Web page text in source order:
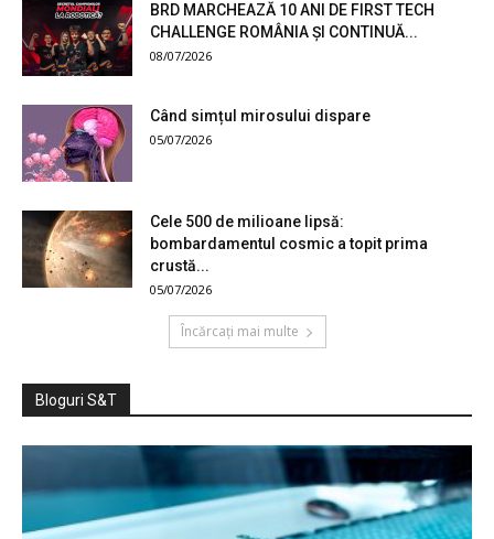
BRD MARCHEAZĂ 10 ANI DE FIRST TECH
CHALLENGE ROMÂNIA ȘI CONTINUĂ...
08/07/2026
Când simțul mirosului dispare
05/07/2026
Cele 500 de milioane lipsă:
bombardamentul cosmic a topit prima
crustă...
05/07/2026
Încărcați mai multe
Bloguri S&T